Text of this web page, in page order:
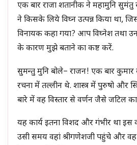
एक बार राजा शतानीक ने महामुनि
ने किसके लिये विघ्न उत्पन्न किया था,
विनायक कहा गया? आप विघ्नेश तथा
के कारण मुझे बताने का कष्ट करें.
सुमन्तु मुनि बोले– राजन! एक बार कुमार
रचना में तल्लीन थे. शास्त्र में पुरुषो और
बारे में वह विस्तार से वर्णन जैसे जटिल
यह कार्य इतना विशद और गंभीर था
उसी समय वहां श्रीगणेशजी पहुंचे और वह